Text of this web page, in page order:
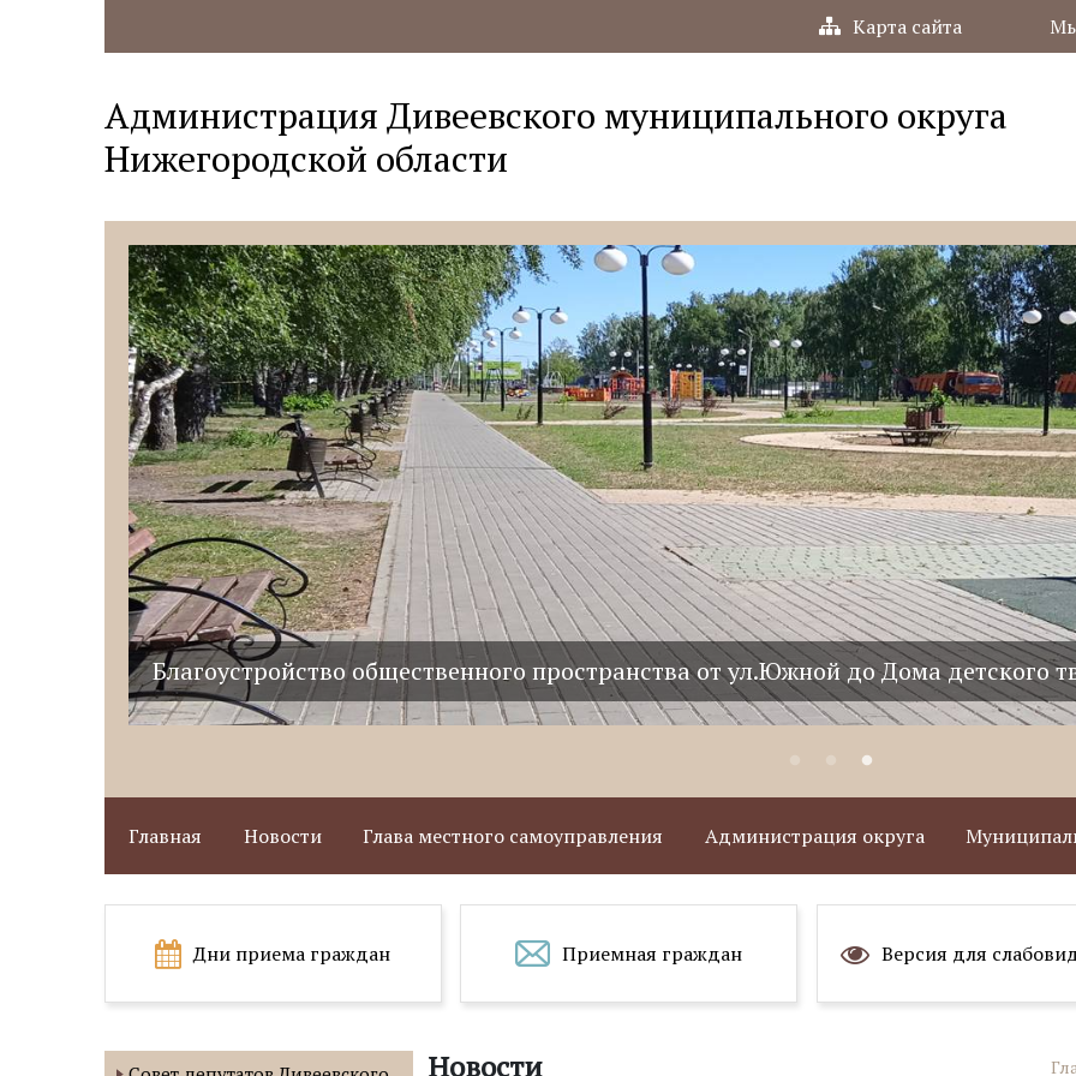
Карта сайта
Администрация Дивеевского муниципального округа
Нижегородской области
Благоустройство общественного пространства от ул.Южной до Дома детского
Главная Новости Глава местного самоуправления Администрация округа
Дни приема граждан Приемная граждан Версия для
Новости